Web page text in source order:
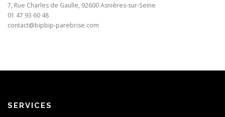
7, Rue Charles de Gaulle, 92600 Asnières-sur-Seine
01 47 93 60 48
contact@bipbip-parebrise.com
SERVICES